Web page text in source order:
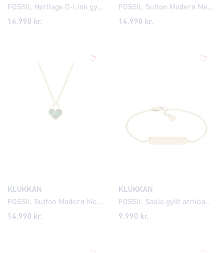
FOSSIL Heritage D-Link gylltir eyrnalokkar JF04587
16.990 kr.
FOSSIL Sutton Modern Meadows gyllt armband JF04858
14.990 kr.
KLUKKAN
FOSSIL Sutton Modern Meadows gyllt hálsmen JF04857
14.990 kr.
KLUKKAN
FOSSIL Sadie gyllt armband JF04928
9.990 kr.